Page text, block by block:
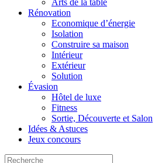
Arts de la table
Rénovation
Economique d’énergie
Isolation
Construire sa maison
Intérieur
Extérieur
Solution
Évasion
Hôtel de luxe
Fitness
Sortie, Découverte et Salon
Idées & Astuces
Jeux concours